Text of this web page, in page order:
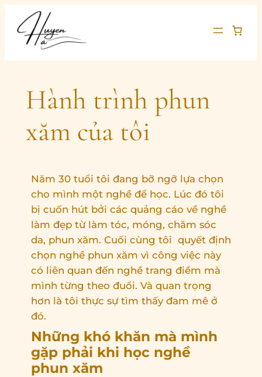
Chuyển
đến
phần
Hành trình phun
xăm của tôi
Năm 30 tuổi tôi đang bỡ ngỡ lựa chọn
cho mình một nghề để học. Lúc đó tôi
bị cuốn hút bởi các quảng cáo về nghề
làm đẹp từ làm tóc, móng, chăm sóc
da, phun xăm. Cuối cùng tôi quyết định
chọn nghề phun xăm vì công việc này
có liên quan đến nghề trang điểm mà
mình từng theo đuổi. Và quan trọng
hơn là tôi thực sự tìm thấy đam mê ở
đó.
Những khó khăn mà mình
gặp phải khi học nghề
phun xăm